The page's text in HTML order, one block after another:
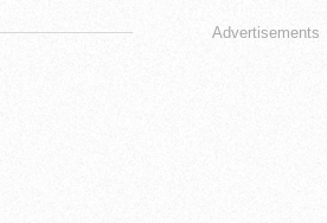
Advertisements